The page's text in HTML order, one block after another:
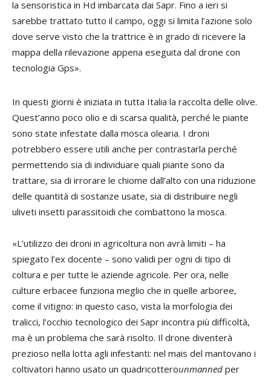
la sensoristica in Hd imbarcata dai Sapr. Fino a ieri si
sarebbe trattato tutto il campo, oggi si limita l’azione solo
dove serve visto che la trattrice è in grado di ricevere la
mappa della rilevazione appena eseguita dal drone con
tecnologia Gps».
In questi giorni è iniziata in tutta Italia la raccolta delle olive.
Quest’anno poco olio e di scarsa qualità, perché le piante
sono state infestate dalla mosca olearia. I droni
potrebbero essere utili anche per contrastarla perché
permettendo sia di individuare quali piante sono da
trattare, sia di irrorare le chiome dall’alto con una riduzione
delle quantità di sostanze usate, sia di distribuire negli
uliveti insetti parassitoidi che combattono la mosca.
«L’utilizzo dei droni in agricoltura non avrà limiti – ha
spiegato l’ex docente – sono validi per ogni di tipo di
coltura e per tutte le aziende agricole. Per ora, nelle
culture erbacee funziona meglio che in quelle arboree,
come il vitigno: in questo caso, vista la morfologia dei
tralicci, l’occhio tecnologico dei Sapr incontra più difficoltà,
ma è un problema che sarà risolto. Il drone diventerà
prezioso nella lotta agli infestanti: nel mais del mantovano i
coltivatori hanno usato un quadricotterounmanned per